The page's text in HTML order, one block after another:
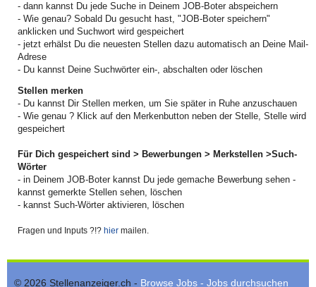
- dann kannst Du jede Suche in Deinem JOB-Boter abspeichern
- Wie genau? Sobald Du gesucht hast, "JOB-Boter speichern"
anklicken und Suchwort wird gespeichert
- jetzt erhälst Du die neuesten Stellen dazu automatisch an Deine Mail-
Adrese
- Du kannst Deine Suchwörter ein-, abschalten oder löschen
Stellen merken
- Du kannst Dir Stellen merken, um Sie später in Ruhe anzuschauen
- Wie genau ? Klick auf den Merkenbutton neben der Stelle, Stelle wird
gespeichert
Für Dich gespeichert sind > Bewerbungen > Merkstellen >Such-
Wörter
- in Deinem JOB-Boter kannst Du jede gemache Bewerbung sehen -
kannst gemerkte Stellen sehen, löschen
- kannst Such-Wörter aktivieren, löschen
Fragen und Inputs ?!? hier mailen.
© 2026 Stellenanzeiger.ch - Browse Jobs - Jobs durchsuchen